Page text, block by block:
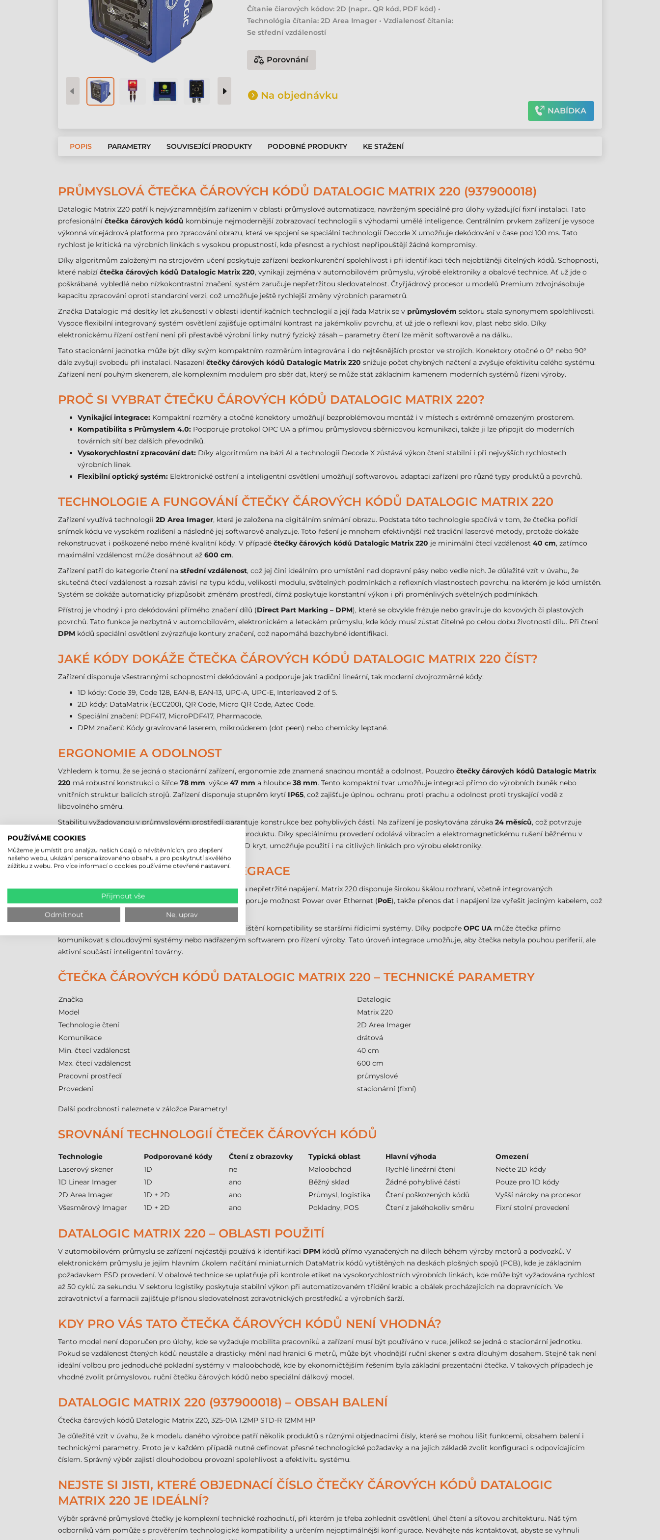
Čítanie čiarových kódov: 2D (napr.. QR kód, PDF kód) •
Technológia čítania: 2D Area Imager • Vzdialenosť čítania:
Se střední vzdáleností
Porovnání
Na objednávku
NABÍDKA
POPIS PARAMETRY SOUVISEJÍCÍ PRODUKTY PODOBNÉ PRODUKTY KE STAŽENÍ
PRŮMYSLOVÁ ČTEČKA ČÁROVÝCH KÓDŮ DATALOGIC MATRIX 220 (937900018)
Datalogic Matrix 220 patří k nejvýznamnějším zařízením v oblasti průmyslové automatizace, navrženým speciálně pro úlohy vyžadující fixní instalaci. Tato
profesionální čtečka čárových kódů kombinuje nejmodernější zobrazovací technologii s výhodami umělé inteligence. Centrálním prvkem zařízení je vysoce
výkonná vícejádrová platforma pro zpracování obrazu, která ve spojení se speciální technologií Decode X umožňuje dekódování v čase pod 100 ms. Tato
rychlost je kritická na výrobních linkách s vysokou propustností, kde přesnost a rychlost nepřipouštějí žádné kompromisy.
Díky algoritmům založeným na strojovém učení poskytuje zařízení bezkonkurenční spolehlivost i při identifikaci těch nejobtížněji čitelných kódů. Schopnosti,
které nabízí čtečka čárových kódů Datalogic Matrix 220, vynikají zejména v automobilovém průmyslu, výrobě elektroniky a obalové technice. Ať už jde o
poškrábané, vybledlé nebo nízkokontrastní značení, systém zaručuje nepřetržitou sledovatelnost. Čtyřjádrový procesor u modelů Premium zdvojnásobuje
kapacitu zpracování oproti standardní verzi, což umožňuje ještě rychlejší změny výrobních parametrů.
Značka Datalogic má desítky let zkušeností v oblasti identifikačních technologií a její řada Matrix se v průmyslovém sektoru stala synonymem spolehlivosti.
Vysoce flexibilní integrovaný systém osvětlení zajišťuje optimální kontrast na jakémkoliv povrchu, ať už jde o reflexní kov, plast nebo sklo. Díky
elektronickému řízení ostření není při přestavbě výrobní linky nutný fyzický zásah – parametry čtení lze měnit softwarově a na dálku.
Tato stacionární jednotka může být díky svým kompaktním rozměrům integrována i do nejtěsnějších prostor ve strojích. Konektory otočné o 0° nebo 90°
dále zvyšují svobodu při instalaci. Nasazení čtečky čárových kódů Datalogic Matrix 220 snižuje počet chybných načtení a zvyšuje efektivitu celého systému.
Zařízení není pouhým skenerem, ale komplexním modulem pro sběr dat, který se může stát základním kamenem moderních systémů řízení výroby.
PROČ SI VYBRAT ČTEČKU ČÁROVÝCH KÓDŮ DATALOGIC MATRIX 220?
Vynikající integrace: Kompaktní rozměry a otočné konektory umožňují bezproblémovou montáž i v místech s extrémně omezeným prostorem.
Kompatibilita s Průmyslem 4.0: Podporuje protokol OPC UA a přímou průmyslovou sběrnicovou komunikaci, takže ji lze připojit do moderních
továrních sítí bez dalších převodníků.
Vysokorychlostní zpracování dat: Díky algoritmům na bázi AI a technologii Decode X zůstává výkon čtení stabilní i při nejvyšších rychlostech
výrobních linek.
Flexibilní optický systém: Elektronické ostření a inteligentní osvětlení umožňují softwarovou adaptaci zařízení pro různé typy produktů a povrchů.
TECHNOLOGIE A FUNGOVÁNÍ ČTEČKY ČÁROVÝCH KÓDŮ DATALOGIC MATRIX 220
Zařízení využívá technologii 2D Area Imager, která je založena na digitálním snímání obrazu. Podstata této technologie spočívá v tom, že čtečka pořídí
snímek kódu ve vysokém rozlišení a následně jej softwarově analyzuje. Toto řešení je mnohem efektivnější než tradiční laserové metody, protože dokáže
rekonstruovat i poškozené nebo méně kvalitní kódy. V případě čtečky čárových kódů Datalogic Matrix 220 je minimální čtecí vzdálenost 40 cm, zatímco
maximální vzdálenost může dosáhnout až 600 cm.
Zařízení patří do kategorie čtení na střední vzdálenost, což jej činí ideálním pro umístění nad dopravní pásy nebo vedle nich. Je důležité vzít v úvahu, že
skutečná čtecí vzdálenost a rozsah závisí na typu kódu, velikosti modulu, světelných podmínkách a reflexních vlastnostech povrchu, na kterém je kód umístěn.
Systém se dokáže automaticky přizpůsobit změnám prostředí, čímž poskytuje konstantní výkon i při proměnlivých světelných podmínkách.
Přístroj je vhodný i pro dekódování přímého značení dílů (Direct Part Marking – DPM), které se obvykle frézuje nebo gravíruje do kovových či plastových
povrchů. Tato funkce je nezbytná v automobilovém, elektronickém a leteckém průmyslu, kde kódy musí zůstat čitelné po celou dobu životnosti dílu. Při čtení
DPM kódů speciální osvětlení zvýrazňuje kontury značení, což napomáhá bezchybné identifikaci.
JAKÉ KÓDY DOKÁŽE ČTEČKA ČÁROVÝCH KÓDŮ DATALOGIC MATRIX 220 ČÍST?
Zařízení disponuje všestrannými schopnostmi dekódování a podporuje jak tradiční lineární, tak moderní dvojrozměrné kódy:
1D kódy: Code 39, Code 128, EAN-8, EAN-13, UPC-A, UPC-E, Interleaved 2 of 5.
2D kódy: DataMatrix (ECC200), QR Code, Micro QR Code, Aztec Code.
Speciální značení: PDF417, MicroPDF417, Pharmacode.
DPM značení: Kódy gravírované laserem, mikroúderem (dot peen) nebo chemicky leptané.
ERGONOMIE A ODOLNOST
Vzhledem k tomu, že se jedná o stacionární zařízení, ergonomie zde znamená snadnou montáž a odolnost. Pouzdro čtečky čárových kódů Datalogic Matrix
220 má robustní konstrukci o šířce 78 mm, výšce 47 mm a hloubce 38 mm. Tento kompaktní tvar umožňuje integraci přímo do výrobních buněk nebo
vnitřních struktur balicích strojů. Zařízení disponuje stupněm krytí IP65, což zajišťuje úplnou ochranu proti prachu a odolnost proti tryskající vodě z
libovolného směru.
Stabilitu vyžadovanou v průmyslovém prostředí garantuje konstrukce bez pohyblivých částí. Na zařízení je poskytována záruka 24 měsíců, což potvrzuje
důvěru výrobce v dlouhodobou provozní spolehlivost produktu. Díky speciálnímu provedení odolává vibracím a elektromagnetickému rušení běžnému v
průmyslu. Modulární příslušenství, jako je například ESD kryt, umožňuje použití i na citlivých linkách pro výrobu elektroniky.
PŘIPOJENÍ A SYSTÉMOVÁ INTEGRACE
Drátovákomunikace zaručuje přenos dat bez latence a nepřetržité napájení. Matrix 220 disponuje širokou škálou rozhraní, včetně integrovaných
průmyslových sběrnicPROFINET . Podporuje možnost Power over Ethernet (PoE), takže přenos dat i napájení lze vyřešit jediným kabelem, což
zjednodušuje kabeláž a snižuje náklady na instalaci.
pro zajištění kompatibility se staršími řídicími systémy. Díky podpoře OPC UA může čtečka přímo
komunikovat s cloudovými systémy nebo nadřazeným softwarem pro řízení výroby. Tato úroveň integrace umožňuje, aby čtečka nebyla pouhou periferií, ale
aktivní součástí inteligentní továrny.
ČTEČKA ČÁROVÝCH KÓDŮ DATALOGIC MATRIX 220 – TECHNICKÉ PARAMETRY
Značka
Datalogic
Model
Matrix 220
Technologie čtení
2D Area Imager
Komunikace
drátová
Min. čtecí vzdálenost
40 cm
Max. čtecí vzdálenost
600 cm
Pracovní prostředí
průmyslové
Provedení
stacionární (fixní)
Další podrobnosti naleznete v záložce Parametry!
SROVNÁNÍ TECHNOLOGIÍ ČTEČEK ČÁROVÝCH KÓDŮ
Technologie Podporované kódy Čtení z obrazovky Typická oblast Hlavní výhoda
Omezení
Laserový skener
1D ne Maloobchod Rychlé lineární čtení
Nečte 2D kódy
1D Linear Imager
1D ano Běžný sklad Žádné pohyblivé části
Pouze pro 1D kódy
2D Area Imager
1D + 2D ano Průmysl, logistika Čtení poškozených kódů
Vyšší nároky na procesor
Všesměrový Imager
1D + 2D ano Pokladny, POS Čtení z jakéhokoliv směru Fixní stolní provedení
DATALOGIC MATRIX 220 – OBLASTI POUŽITÍ
V automobilovém průmyslu se zařízení nejčastěji používá k identifikaci DPM kódů přímo vyznačených na dílech během výroby motorů a podvozků. V
elektronickém průmyslu je jejím hlavním úkolem načítání miniaturních DataMatrix kódů vytištěných na deskách plošných spojů (PCB), kde je základním
požadavkem ESD provedení. V obalové technice se uplatňuje při kontrole etiket na vysokorychlostních výrobních linkách, kde může být vyžadována rychlost
až 50 cyklů za sekundu. V sektoru logistiky poskytuje stabilní výkon při automatizovaném třídění krabic a obálek procházejících na dopravnících. Ve
zdravotnictví a farmacii zajišťuje přísnou sledovatelnost zdravotnických prostředků a výrobních šarží.
KDY PRO VÁS TATO ČTEČKA ČÁROVÝCH KÓDŮ NENÍ VHODNÁ?
Tento model není doporučen pro úlohy, kde se vyžaduje mobilita pracovníků a zařízení musí být používáno v ruce, jelikož se jedná o stacionární jednotku.
Pokud se vzdálenost čtených kódů neustále a drasticky mění nad hranici 6 metrů, může být vhodnější ruční skener s extra dlouhým dosahem. Stejně tak není
ideální volbou pro jednoduché pokladní systémy v maloobchodě, kde by ekonomičtějším řešením byla základní prezentační čtečka. V takových případech je
vhodné zvolit průmyslovou ruční čtečku čárových kódů nebo speciální dálkový model.
DATALOGIC MATRIX 220 (937900018) – OBSAH BALENÍ
Čtečka čárových kódů Datalogic Matrix 220, 325-01A 1.2MP STD-R 12MM HP
Je důležité vzít v úvahu, že k modelu daného výrobce patří několik produktů s různými objednacími čísly, které se mohou lišit funkcemi, obsahem balení i
technickými parametry. Proto je v každém případě nutné definovat přesné technologické požadavky a na jejich základě zvolit konfiguraci s odpovídajícím
číslem. Správný výběr zajistí dlouhodobou provozní spolehlivost a efektivitu systému.
NEJSTE SI JISTI, KTERÉ OBJEDNACÍ ČÍSLO ČTEČKY ČÁROVÝCH KÓDŮ DATALOGIC
MATRIX 220 JE IDEÁLNÍ?
Výběr správné průmyslové čtečky je komplexní technické rozhodnutí, při kterém je třeba zohlednit osvětlení, úhel čtení a síťovou architekturu. Náš tým
odborníků vám pomůže s prověřením technologické kompatibility a určením nejoptimálnější konfigurace. Neváhejte nás kontaktovat, abyste se vyhnuli
POUŽÍVÁME COOKIES
Můžeme je umístit pro analýzu našich údajů o návštěvnících, pro zlepšení
našeho webu, ukázání personalizovaného obsahu a pro poskytnutí skvělého
zážitku z webu. Pro více informací o cookies používáme otevřené nastavení.
Přijmout vše
Odmítnout Ne, uprav